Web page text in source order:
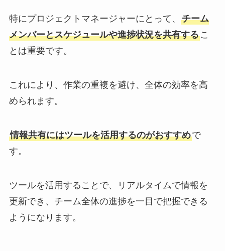
特にプロジェクトマネージャーにとって、 チーム
メンバーとスケジュールや進捗状況を共有するこ
とは重要です。
これにより、作業の重複を避け、全体の効率を高
められます。
情報共有にはツールを活用するのがおすすめで
す。
ツールを活用することで、リアルタイムで情報を
更新でき、チーム全体の進捗を一目で把握できる
ようになります。